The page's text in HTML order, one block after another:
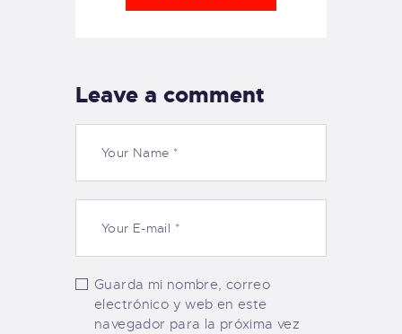
Leave a comment
Guarda mi nombre, correo
electrónico y web en este
navegador para la próxima vez